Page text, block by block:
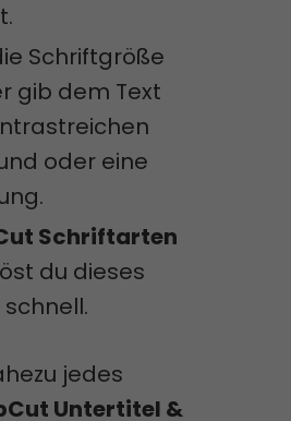
Schriftgröße
gib dem Text
oder eine
Schriftarten
du dieses
jedes
Untertitel &